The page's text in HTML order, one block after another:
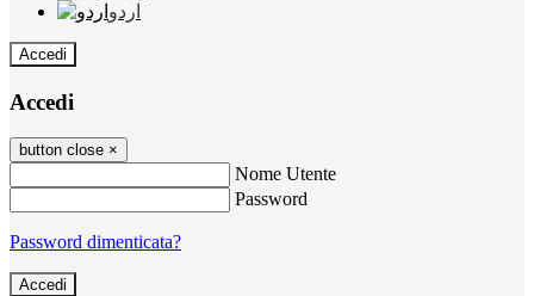
اردو
Accedi
Accedi
button close ×
Nome Utente
Password
Password dimenticata?